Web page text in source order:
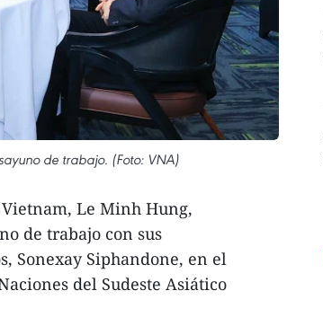
de trabajo. (Foto: VNA)
Le Minh Hung,
de trabajo con sus
Sonexay Siphandone, en el
del Sudeste Asiático